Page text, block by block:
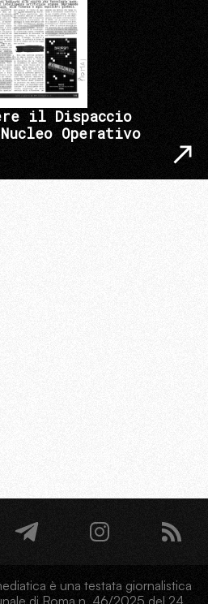
il Dispaccio
Operativo
è una testata giornalistica
di Roma n. 46/2025 del 24